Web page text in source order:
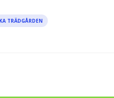
TRÄDGÅRDEN